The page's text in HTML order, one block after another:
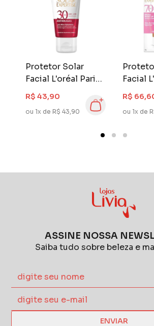
Protetor Solar
Facial L'oréal Paris
Solar Expertise
Antirrugas FPS 30
40 gr
R$ 43,90
ou 1x de R$ 43,90
Facial
Solar
Efeito
gr Cor
R$
ou 1x de
ASSINE NOSSA
Saiba tudo sobre beleza e
ENVIAR